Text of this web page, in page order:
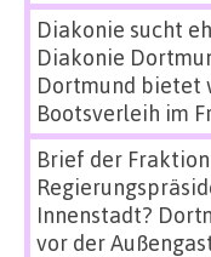
Diakonie sucht
Diakonie
Dortmund bietet
Bootsverleih im
Brief der
Innenstadt?
vor der